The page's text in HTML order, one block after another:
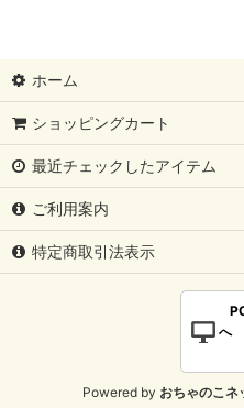
ホーム
ショッピングカート
最近チェックしたアイテム
ご利用案内
特定商取引法表示
Powered by おちゃのこネ